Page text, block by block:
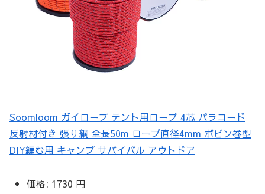
Soomloom ガイロープ テント用ロープ 4芯 パラコード
反射材付き 張り綱 全長50m ロープ直径4mm ボビン巻型
DIY編む用 キャンプ サバイバル アウトドア
価格: 1730 円